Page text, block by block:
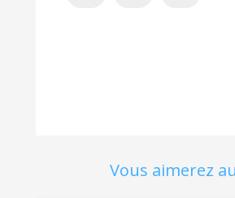
Vous aimerez